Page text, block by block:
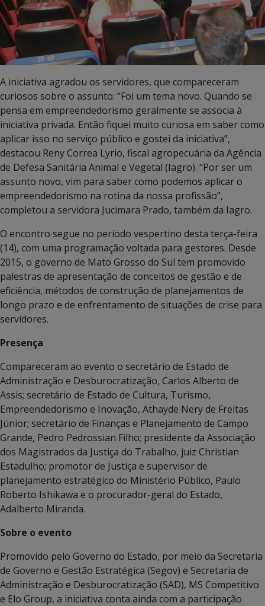
A iniciativa agradou os servidores, que compareceram
curiosos sobre o assunto: “Foi um tema novo. Quando se
pensa em empreendedorismo geralmente se associa à
iniciativa privada. Então fiquei muito curiosa em saber como
aplicar isso no serviço público e gostei da iniciativa”,
destacou Reny Correa Lyrio, fiscal agropecuária da Agência
de Defesa Sanitária Animal e Vegetal (Iagro). “Por ser um
assunto novo, vim para saber como podemos aplicar o
empreendedorismo na rotina da nossa profissão”,
completou a servidora Jucimara Prado, também da Iagro.
O encontro segue no período vespertino desta terça-feira
(14), com uma programação voltada para gestores. Desde
2015, o governo de Mato Grosso do Sul tem promovido
palestras de apresentação de conceitos de gestão e de
eficiência, métodos de construção de planejamentos de
longo prazo e de enfrentamento de situações de crise para
servidores.
Presença
Compareceram ao evento o secretário de Estado de
Administração e Desburocratização, Carlos Alberto de
Assis; secretário de Estado de Cultura, Turismo,
Empreendedorismo e Inovação, Athayde Nery de Freitas
Júnior; secretário de Finanças e Planejamento de Campo
Grande, Pedro Pedrossian Filho; presidente da Associação
dos Magistrados da Justiça do Trabalho, juiz Christian
Estadulho; promotor de Justiça e supervisor de
planejamento estratégico do Ministério Público, Paulo
Roberto Ishikawa e o procurador-geral do Estado,
Adalberto Miranda.
Sobre o evento
Promovido pelo Governo do Estado, por meio da Secretaria
de Governo e Gestão Estratégica (Segov) e Secretaria de
Administração e Desburocratização (SAD), MS Competitivo
e Elo Group, a iniciativa conta ainda com a participação